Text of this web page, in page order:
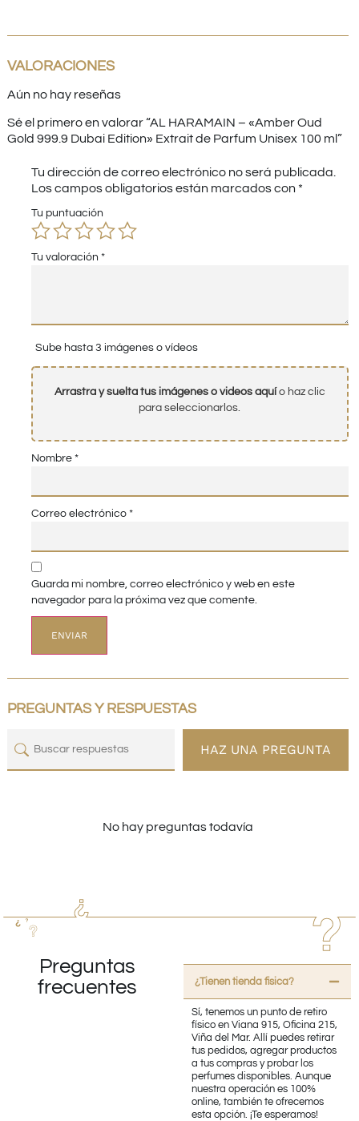
VALORACIONES
Aún no hay reseñas
Sé el primero en valorar “AL HARAMAIN – «Amber Oud
Gold 999.9 Dubai Edition» Extrait de Parfum Unisex 100 ml”
Tu dirección de correo electrónico no será publicada.
Los campos obligatorios están marcados con *
Tu puntuación
Tu valoración *
Sube hasta 3 imágenes o vídeos
Arrastra y suelta tus imágenes o videos aquío haz clic
para seleccionarlos.
Nombre *
Correo electrónico *
Guarda mi nombre, correo electrónico y web en este
navegador para la próxima vez que comente.
PREGUNTAS Y RESPUESTAS
HAZ UNA PREGUNTA
No hay preguntas todavía
Preguntas
frecuentes
¿Tienen tienda fisica?
Sí, tenemos un punto de retiro
físico en Viana 915, Oficina 215,
Viña del Mar. Allí puedes retirar
tus pedidos, agregar productos
a tus compras y probar los
perfumes disponibles. Aunque
nuestra operación es 100%
online, también te ofrecemos
esta opción. ¡Te esperamos!